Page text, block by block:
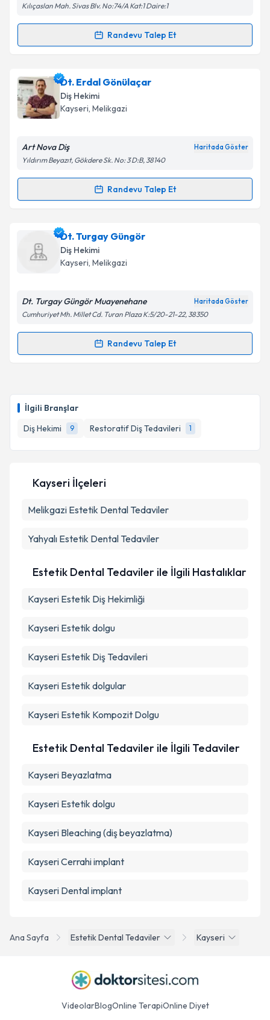
İlgili Branşlar
Diş Hekimi
9 Restoratif Diş Tedavileri 1
Kılıçaslan Mah. Sivas Blv. No:74/A Kat:1 Daire:1
Randevu Talep Et
Randevu Takvimi Talebi
Dt. Büşra Coşkun Metiniçin randevu takvimi talebi
oluşturun. Size bu uzmandan randevu almanız için bir
takvim hazırlandığında e-posta ile bilgilendireceğiz.
Kişisel verilerimin işlenmesine ilişkin
Metni'ni okudum ve kişisel verilerimin belirtilen
Takvim Talebini Gönder
Dt. Erdal Gönülaçar
Diş Hekimi
Kayseri, Melikgazi
Art Nova Diş Haritada Göster
Yıldırım Beyazıt, Gökdere Sk. No: 3 D:B, 38140
Randevu Talep Et
Randevu Takvimi Talebi
Dt. Erdal Gönülaçariçin randevu takvimi talebi
oluşturun. Size bu uzmandan randevu almanız için bir
takvim hazırlandığında e-posta ile bilgilendireceğiz.
Kişisel verilerimin işlenmesine ilişkin
Metni'ni okudum ve kişisel verilerimin belirtilen
Dt. Turgay Güngör
Diş Hekimi
Kayseri, Melikgazi
Dt. Turgay Güngör Muayenehane Haritada Göster
Cumhuriyet Mh. Millet Cd. Turan Plaza K:5/20-21-22, 38350
Randevu Talep Et
Randevu Takvimi Talebi
takvim hazırlandığında e-posta ile bilgilendireceğiz.
E-posta Adresiniz
Metni'ni okudum ve kişisel verilerimin belirtilen
Ana Sayfa Estetik Dental Tedaviler Kayseri
Kayseri İlçeleri
Melikgazi Estetik Dental Tedaviler
Yahyalı Estetik Dental Tedaviler
Estetik Dental Tedaviler ile İlgili Hastalıklar
Kayseri Estetik Diş Hekimliği
Kayseri Estetik dolgu
Kayseri Estetik Diş Tedavileri
Kayseri Estetik dolgular
Kayseri Estetik Kompozit Dolgu
Estetik Dental Tedaviler ile İlgili Tedaviler
Kayseri Beyazlatma
Kayseri Estetik dolgu
Kayseri Bleaching (diş beyazlatma)
Kayseri Cerrahi implant
Kayseri Dental implant
VideolarBlogOnline TerapiOnline Diyet